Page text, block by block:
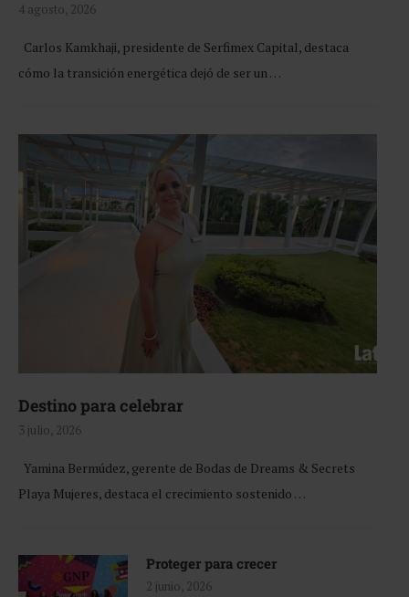
4 agosto, 2026
Carlos Kamkhaji, presidente de Serfimex Capital, destaca
cómo la transición energética dejó de ser un …
Destino para celebrar
3 julio, 2026
Yamina Bermúdez, gerente de Bodas de Dreams & Secrets
Playa Mujeres, destaca el crecimiento sostenido …
Proteger para crecer
2 junio, 2026